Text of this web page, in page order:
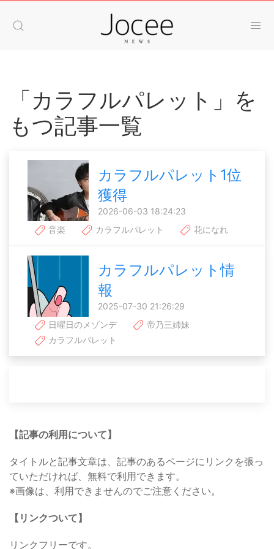
「カラフルパレット」を
もつ記事一覧
カラフルパレット1位
獲得
2026-06-03 18:24:23
音楽
カラフルパレット 花になれ
カラフルパレット情
報
2025-07-30 21:26:29
日曜日のメゾンデ
帝乃三姉妹
カラフルパレット
【記事の利用について】
タイトルと記事文章は、記事のあるページにリンクを張っ
ていただければ、無料で利用できます。
※画像は、利用できませんのでご注意ください。
【リンクついて】
リンクフリーです。